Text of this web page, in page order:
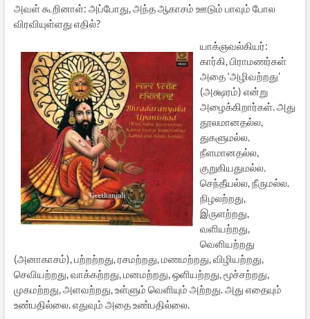
அவள் கூறினாள்: அப்போது, அந்த ஆகாசம் ஊடும் பாவும் போல
விரவியுள்ளது எதில்?
யாக்ஞவல்கியர்:
கார்கி, பிராமணர்கள்
அதை ‘அழிவற்றது’
(அக்ஷரம்) என்று
அழைக்கிறார்கள். அது
தூலமானதல்ல,
துகளுமல்ல.
நீளமானதல்ல,
குறுகியதுமல்ல.
செந்தீயல்ல, நீருமல்ல.
நிழலற்றது,
இருளற்றது,
வளியற்றது,
வெளியற்றது
(அனாகாசம்), பற்றற்றது, ரசமற்றது, மணமற்றது, விழியற்றது,
செவியற்றது, வாக்கற்றது, மனமற்றது, ஒளியற்றது, மூச்சற்றது,
முகமற்றது, அளவற்றது, உள்ளும் வெளியும் அற்றது. அது எதையும்
உண்பதில்லை. எதுவும் அதை உண்பதில்லை.